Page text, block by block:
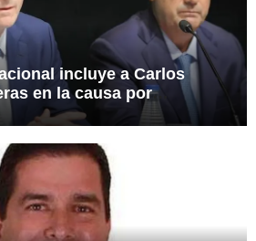
incluye a Carlos
en la causa por
en el rescate de
Tubos Reunidos